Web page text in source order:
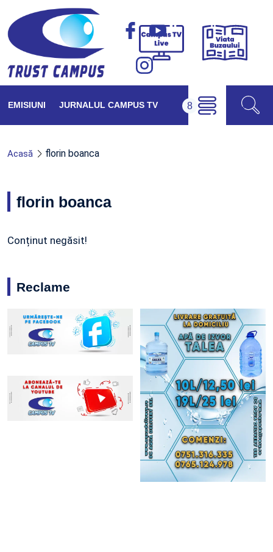
Campus
Viața
EMISIUNI JURNALUL CAMPUS TV
Acasă florin boanca
florin boanca
Conținut negăsit!
Reclame